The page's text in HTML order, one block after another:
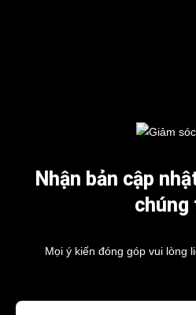
Nhận bản cập
chúng
Mọi ý kiến đóng góp vui lòng